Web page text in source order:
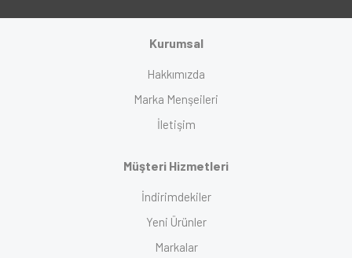
Kurumsal
Hakkımızda
Marka Menşeileri
İletişim
Müşteri Hizmetleri
İndirimdekiler
Yeni Ürünler
Markalar